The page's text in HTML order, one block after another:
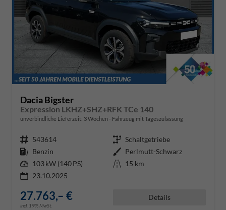
Dacia Bigster
Expression LKHZ+SHZ+RFK TCe 140
unverbindliche Lieferzeit: 3 Wochen Fahrzeug mit Tageszulassung
Fahrzeugnr. 543614 Getriebe Schaltgetriebe
Kraftstoff Benzin Außenfarbe Perlmutt-Schwarz
Leistung 103 kW (140 PS) Kilometerstand 15 km
23.10.2025
27.763,– €
incl. 19% MwSt.
Details